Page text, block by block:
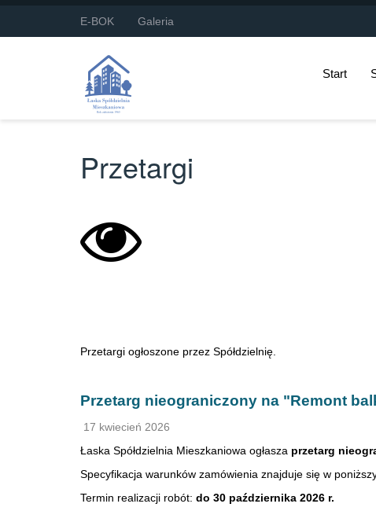
E-BOK Galeria
Start
Przetargi
Przetargi ogłoszone przez Spółdzielnię.
Przetarg nieograniczony na "Remont
17 kwiecień 2026
Łaska Spółdzielnia Mieszkaniowa ogłasza przetarg
Specyfikacja warunków zamówienia znajduje się w
Termin realizacji robót: do 30 października 2026 r.